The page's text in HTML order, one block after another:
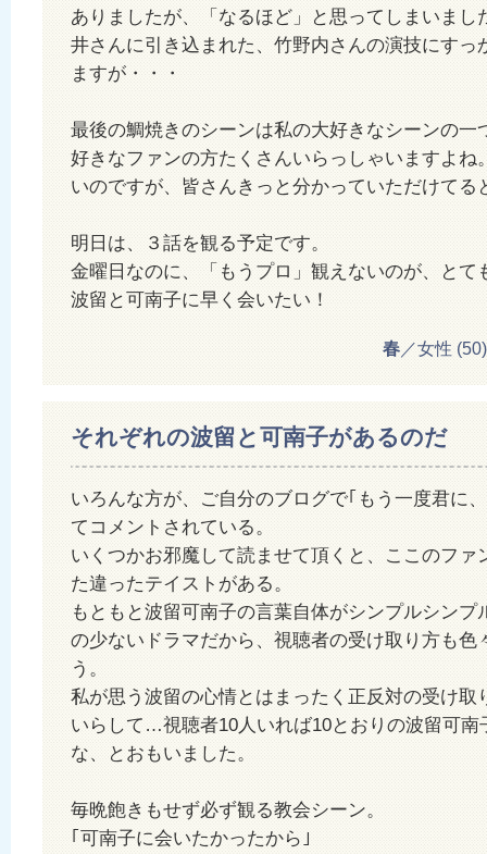
ありましたが、「なるほど」と思ってしまいまし
井さんに引き込まれた、竹野内さんの演技にすっ
ますが・・・
最後の鯛焼きのシーンは私の大好きなシーンの一
好きなファンの方たくさんいらっしゃいますよね
いのですが、皆さんきっと分かっていただけてる
明日は、３話を観る予定です。
金曜日なのに、「もうプロ」観えないのが、とて
波留と可南子に早く会いたい！
春 ／女性
それぞれの波留と可南子があるのだ
いろんな方が、ご自分のブログで｢もう一度君に
てコメントされている。
いくつかお邪魔して読ませて頂くと、ここのファ
た違ったテイストがある。
もともと波留可南子の言葉自体がシンプルシンプ
の少ないドラマだから、視聴者の受け取り方も色
う。
私が思う波留の心情とはまったく正反対の受け取
いらして…視聴者10人いれば10とおりの波留可南
な、とおもいました。
毎晩飽きもせず必ず観る教会シーン。
｢可南子に会いたかったから｣